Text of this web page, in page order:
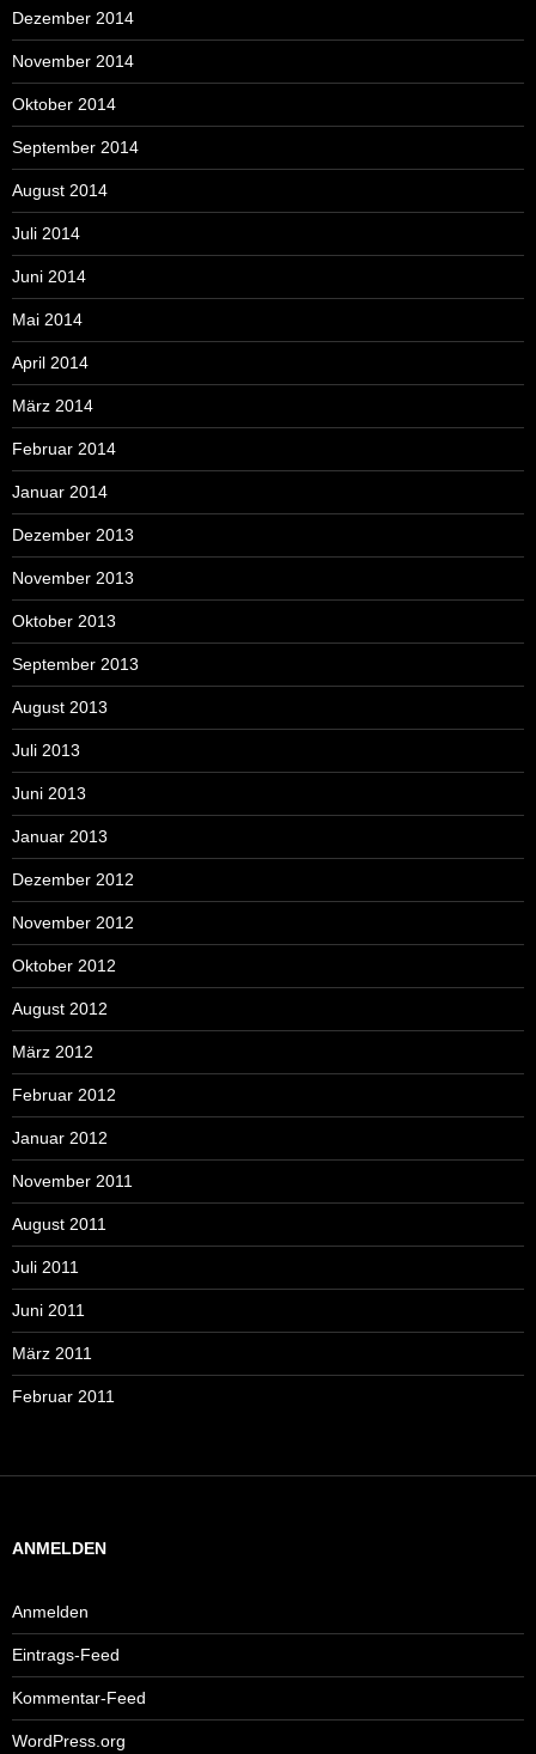
Dezember 2014
November 2014
Oktober 2014
September 2014
August 2014
Juli 2014
Juni 2014
Mai 2014
April 2014
März 2014
Februar 2014
Januar 2014
Dezember 2013
November 2013
Oktober 2013
September 2013
August 2013
Juli 2013
Juni 2013
Januar 2013
Dezember 2012
November 2012
Oktober 2012
August 2012
März 2012
Februar 2012
Januar 2012
November 2011
August 2011
Juli 2011
Juni 2011
März 2011
Februar 2011
ANMELDEN
Anmelden
Eintrags-Feed
Kommentar-Feed
WordPress.org